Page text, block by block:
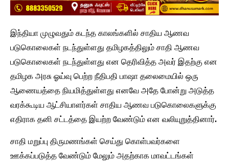
இந்தியா முழுவதும் கடந்த காலங்களில் சாதிய ஆணவ
படுகொலைகள் நடந்துள்ளது தமிழகத்திலும் சாதி ஆணவ
படுகொலைகள் நடந்துள்ளது என தெரிவித்த அவர் இதற்கு என
தமிழக அரசு ஓய்வு பெற்ற நீதிபதி பாஷா தலைமையில் ஒரு
ஆணையத்தை நியமித்துள்ளது எனவே அதே போன்று அடுத்த
வரக்கூடிய ஆட்சியாளர்கள் சாதிய ஆணவ படுகொலைகளுக்கு
எதிராக தனி சட்டத்தை இயற்ற வேண்டும் என வலியுறுத்தினார்.
சாதி மறுப்பு திருமணங்கள் செய்து கொள்பவர்களை
ஊக்கப்படுத்த வேண்டும் மேலும் அதற்காக மாவட்டங்கள்